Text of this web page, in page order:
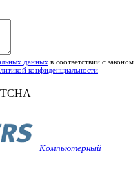
данных в соответствии с законом
конфиденциальности
Компьютерный